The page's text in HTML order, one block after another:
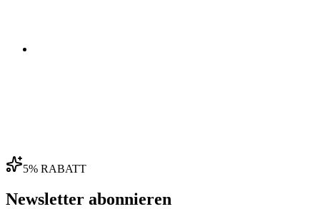
5% RABATT
Newsletter abonnieren